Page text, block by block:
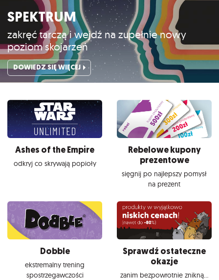
SPEKTRUM
zakręć tarczą i wejdź na zupełnie nowy
poziom skojarzeń
DOWIEDZ SIĘ WIĘCEJ
Ashes of the Empire
odkryj co skrywają popioły
Rebelowe kupony
prezentowe
sięgnij po najlepszy pomysł
na prezent
Dobble
ekstremalny trening
spostrzegawczości
Sprawdź ostateczne
okazje
zanim bezpowrotnie znikną...